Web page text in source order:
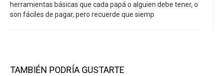
herramientas básicas que cada papá o alguien debe tener, o
son fáciles de pagar, pero recuerde que siemp
TAMBIÉN PODRÍA GUSTARTE